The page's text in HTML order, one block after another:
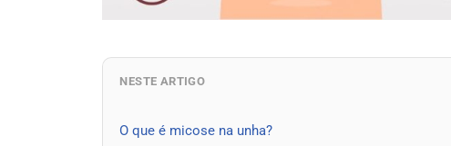
NESTE ARTIGO
O que é micose na unha?